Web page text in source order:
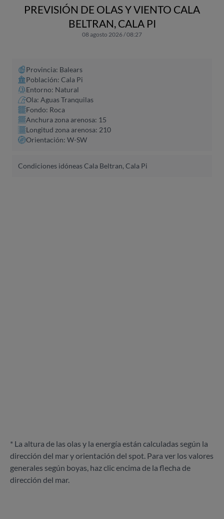
PREVISIÓN DE OLAS Y VIENTO CALA
BELTRAN, CALA PI
08 agosto 2026 / 08:27
Provincia: Balears
Población: Cala Pi
Entorno: Natural
Ola: Aguas Tranquilas
Fondo: Roca
Anchura zona arenosa: 15
Longitud zona arenosa: 210
Orientación: W-SW
Condiciones idóneas Cala Beltran, Cala Pi
* La altura de las olas y la energía están calculadas según la
dirección del mar y orientación del spot. Para ver los valores
generales según boyas, haz clic encima de la flecha de
dirección del mar.